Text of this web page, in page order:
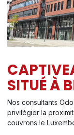
SITUÉ À
Nos consultants
privilégier la
couvrons le